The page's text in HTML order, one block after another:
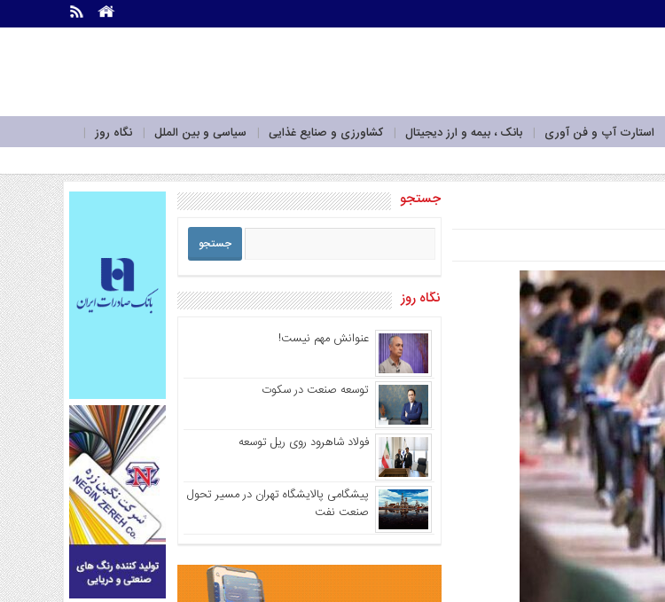
استارت آپ و فن آوری بانک ، بیمه و ارز دیجیتال کشاورزی و صنایع غذایی سیاسی و بین الملل
نگاه روز
جستجو
نگاه روز
عنوانش مهم نیست!
توسعه صنعت در سکوت
فولاد شاهرود روی ریل توسعه
پیشگامی پالایشگاه تهران در مسیر تحول
صنعت نفت